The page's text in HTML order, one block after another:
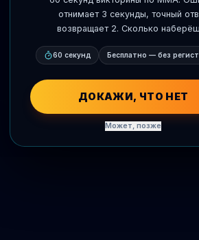
отнимает 3 секунды, точный
возвращает 2. Сколько
60 секунд Бесплатно — без
ДОКАЖИ, ЧТО НЕТ
Может, позже